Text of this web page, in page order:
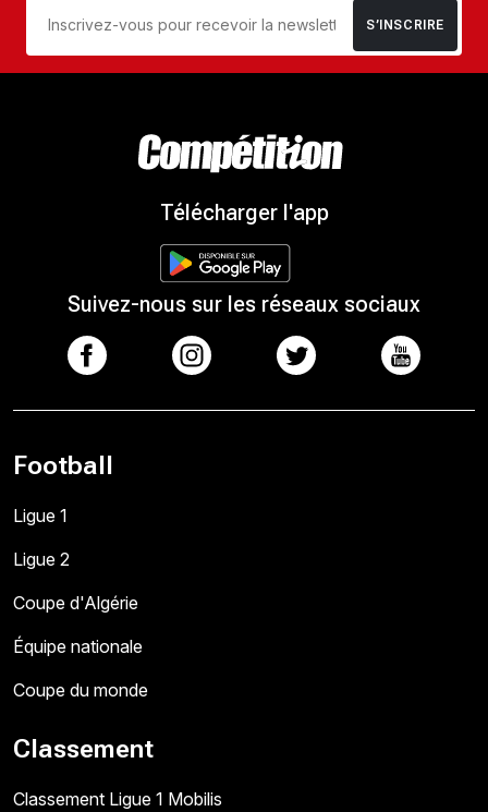
S’INSCRIRE
Télécharger l'app
Suivez-nous sur les réseaux sociaux
Football
Ligue 1
Ligue 2
Coupe d'Algérie
Équipe nationale
Coupe du monde
Classement
Classement Ligue 1 Mobilis